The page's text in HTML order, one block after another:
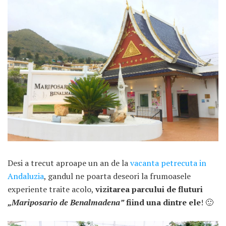
Desi a trecut aproape un an de lavacanta petrecuta in
Andaluzia, gandul ne poarta deseori la frumoasele
experiente traite acolo, vizitarea parcului de fluturi
„Mariposario de Benalmadena”fiind una dintre ele! 🙂
ARTICOLE RECENTE
„Jurnalul Alinutei”
implineste azi 10 ani!
25 NOIEMBRIE 2024
Menopause” – dincolo de a
fi un subiect tabu
2 APRILIE 2024
Un weekend in La Spezia si